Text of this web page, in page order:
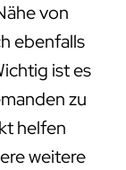
von
ebenfalls
ist es
zu
helfen
weitere